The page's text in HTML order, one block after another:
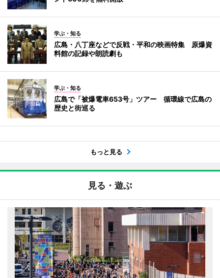
学ぶ・知る
広島・八丁座などで反戦・平和の映画特集 原爆資
料館の記録や朗読劇も
学ぶ・知る
広島で「被爆電車653号」ツアー 循環線で広島の
歴史と街巡る
もっと見る
見る・遊ぶ